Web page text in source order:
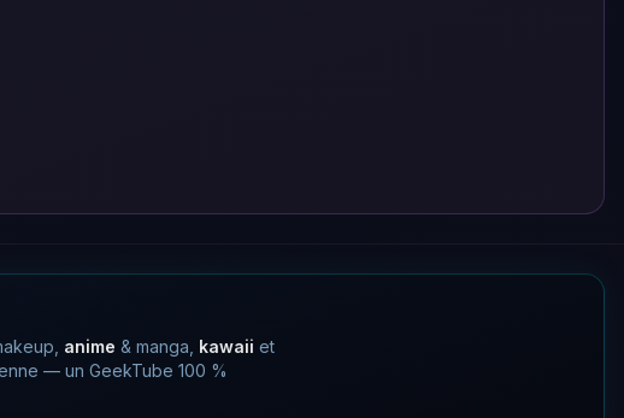
anime & manga, kawaii et
— un GeekTube 100 %